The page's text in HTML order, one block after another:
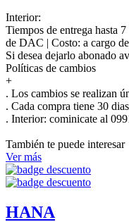
Interior:
Tiempos de entrega hasta
de DAC | Costo: a cargo
Si desea dejarlo abonado
Políticas de cambios
+
. Los cambios se realizan
. Cada compra tiene 30
. Interior: cominicate al
También te puede interesar
Ver más
HANA